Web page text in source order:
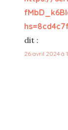
dit :
26 avril 2024 à